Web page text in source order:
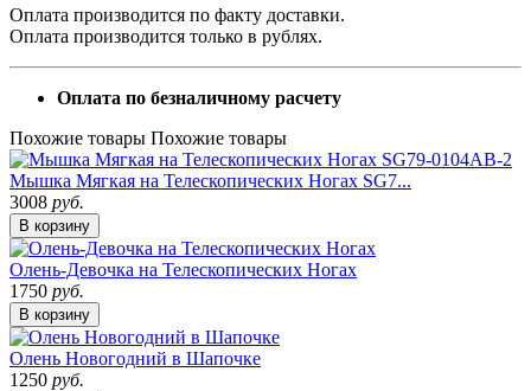
Оплата производится по факту доставки.
Оплата производится только в рублях.
Оплата по безналичному расчету
Похожие товары Похожие товары
Мышка Мягкая на Телескопических Ногах SG7...
3008 руб.
В корзину
Олень-Девочка на Телескопических Ногах
1750 руб.
В корзину
Олень Новогодний в Шапочке
1250 руб.